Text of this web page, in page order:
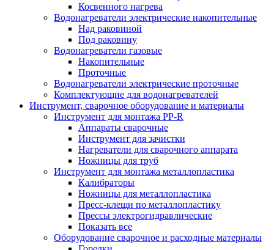
Косвенного нагрева
Водонагреватели электрические накопительные
Над раковиной
Под раковину
Водонагреватели газовые
Накопительные
Проточные
Водонагреватели электрические проточные
Комплектующие для водонагревателей
Инструмент, сварочное оборудование и материалы
Инструмент для монтажа PP-R
Аппараты сварочные
Инструмент для зачистки
Нагреватели для сварочного аппарата
Ножницы для труб
Инструмент для монтажа металлопластика
Калибраторы
Ножницы для металлопластика
Пресс-клещи по металлопластику
Прессы электрогидравлические
Показать все
Оборудование сварочное и расходные материалы